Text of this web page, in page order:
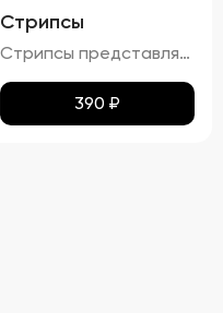
Стрипсы
Стрипсы представляют собой кусочки куриного филе, обжаренные до золотистой корочки. Внешне они выглядят аппетитно, с равномерной золотистой окраской, без признаков пережарки. Вкус мяса насыщенный, сочный и ароматный, без каких-либо посторонних привкусов и запахов. Консистенция стрипсов идеальна: внутри мясо остается мягким и нежным, а снаружи образуется приятная хрустящая корочка. Это блюдо отлично сочетается с различными соусами и гарнирами, добавляя пикантности любому столу.
390 ₽